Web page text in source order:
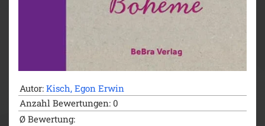
Autor: Kisch, Egon Erwin
Anzahl Bewertungen: 0
Ø Bewertung: